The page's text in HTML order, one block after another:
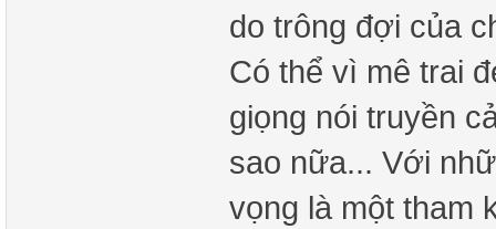
do trông đợi của
Có thể vì mê trai
giọng nói truyền
sao nữa... Với
vọng là một tham